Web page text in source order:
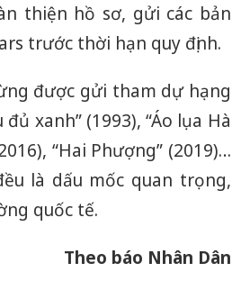
thiện hồ sơ, gửi các bản
trước thời hạn quy định.
được gửi tham dự hạng
xanh” (1993), “Áo lụa Hà
“Hai Phượng” (2019)…
là dấu mốc quan trọng,
quốc tế.
Theo báo Nhân Dân